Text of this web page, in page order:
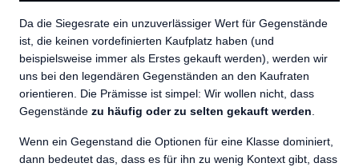
Da die Siegesrate ein unzuverlässiger Wert für Gegenstände
ist, die keinen vordefinierten Kaufplatz haben (und
beispielsweise immer als Erstes gekauft werden), werden wir
uns bei den legendären Gegenständen an den Kaufraten
orientieren. Die Prämisse ist simpel: Wir wollen nicht, dass
Gegenstände zu häufig oder zu selten gekauft werden
Wenn ein Gegenstand die Optionen für eine Klasse dominiert,
dann bedeutet das, dass es für ihn zu wenig Kontext gibt, dass